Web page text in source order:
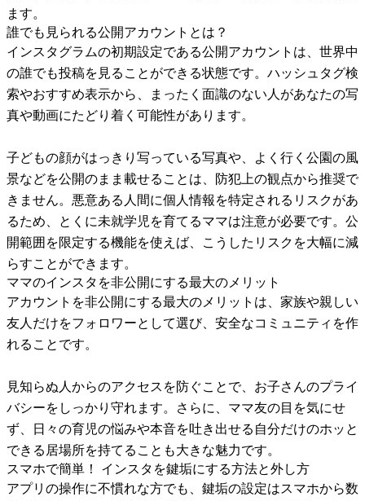
ます。
誰でも見られる公開アカウントとは？
インスタグラムの初期設定である公開アカウントは、世界中
の誰でも投稿を見ることができる状態です。ハッシュタグ検
索やおすすめ表示から、まったく面識のない人があなたの写
真や動画にたどり着く可能性があります。
子どもの顔がはっきり写っている写真や、よく行く公園の風
景などを公開のまま載せることは、防犯上の観点から推奨で
きません。悪意ある人間に個人情報を特定されるリスクがあ
るため、とくに未就学児を育てるママは注意が必要です。公
開範囲を限定する機能を使えば、こうしたリスクを大幅に減
らすことができます。
ママのインスタを非公開にする最大のメリット
アカウントを非公開にする最大のメリットは、家族や親しい
友人だけをフォロワーとして選び、安全なコミュニティを作
れることです。
見知らぬ人からのアクセスを防ぐことで、お子さんのプライ
バシーをしっかり守れます。さらに、ママ友の目を気にせ
ず、日々の育児の悩みや本音を吐き出せる自分だけのホッと
できる居場所を持てることも大きな魅力です。
スマホで簡単！ インスタを鍵垢にする方法と外し方
アプリの操作に不慣れな方でも、鍵垢の設定はスマホから数